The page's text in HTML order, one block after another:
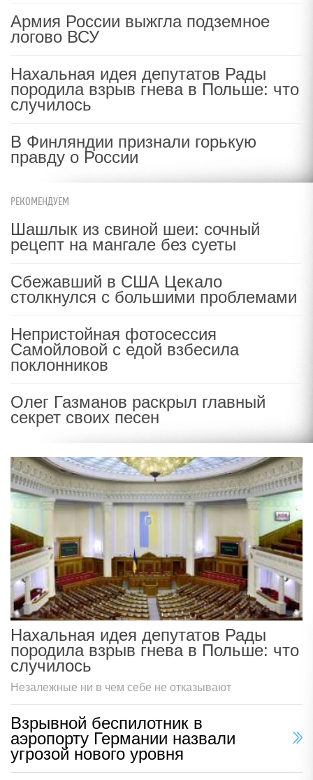
Армия России выжгла подземное
логово ВСУ
Нахальная идея депутатов Рады
породила взрыв гнева в Польше: что
случилось
В Финляндии признали горькую
правду о России
РЕКОМЕНДУЕМ
Шашлык из свиной шеи: сочный
рецепт на мангале без суеты
Сбежавший в США Цекало
столкнулся с большими проблемами
Непристойная фотосессия
Самойловой с едой взбесила
поклонников
Олег Газманов раскрыл главный
секрет своих песен
Нахальная идея депутатов Рады
породила взрыв гнева в Польше: что
случилось
Незалежные ни в чем себе не отказывают
Взрывной беспилотник в
аэропорту Германии назвали
угрозой нового уровня